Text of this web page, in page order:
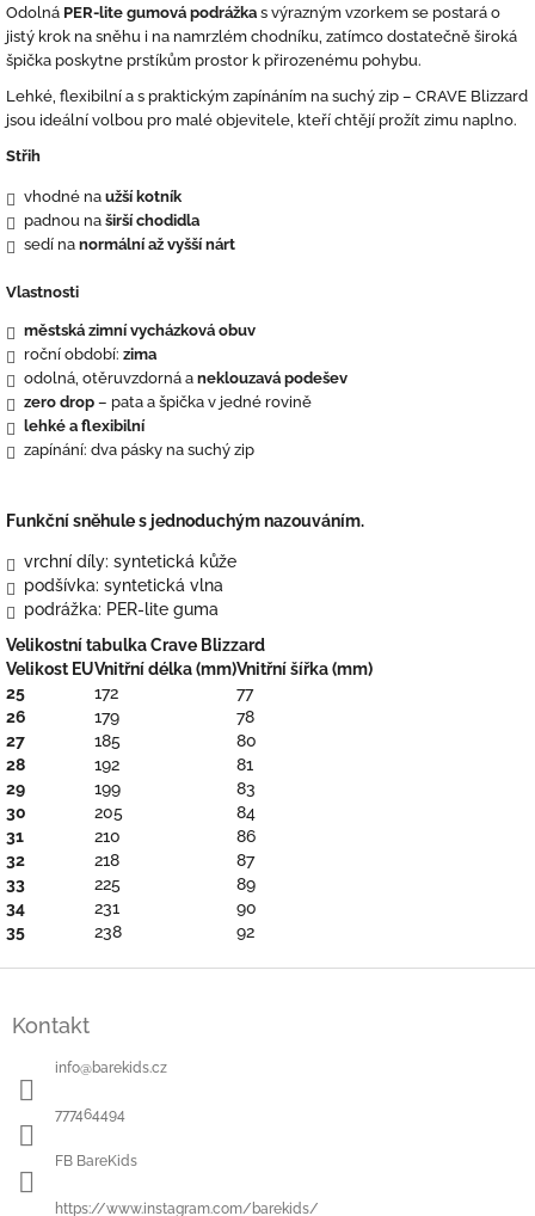
Odolná PER-lite gumová podrážkas výrazným vzorkem se postará o
jistý krok na sněhu i na namrzlém chodníku, zatímco dostatečně široká
špička poskytne prstíkům prostor k přirozenému pohybu.
Lehké, flexibilní a s praktickým zapínáním na suchý zip – CRAVE Blizzard
jsou ideální volbou pro malé objevitele, kteří chtějí prožít zimu naplno.
Střih
vhodné naužší kotník
padnou naširší chodidla
sedí nanormální až vyšší nárt
Vlastnosti
městská zimní vycházková obuv
roční období: zima
odolná, otěruvzdorná aneklouzavá podešev
zero drop– pata a špička v jedné rovině
lehké a flexibilní
zapínání: dva pásky na suchý zip
Funkční sněhule s jednoduchým nazouváním.
vrchní díly: syntetická kůže
podšívka: syntetická vlna
podrážka: PER-lite guma
Velikostní tabulka Crave Blizzard
Velikost EUVnitřní délka (mm)Vnitřní šířka (mm)
25
172
77
26
179
78
27
185
80
28
192
81
29
199
83
30
205
84
31
210
86
32
218
87
33
225
89
34
231
90
35
238 92
Kontakt
info@barekids.cz
777464494
FB BareKids
https://www.instagram.com/barekids/